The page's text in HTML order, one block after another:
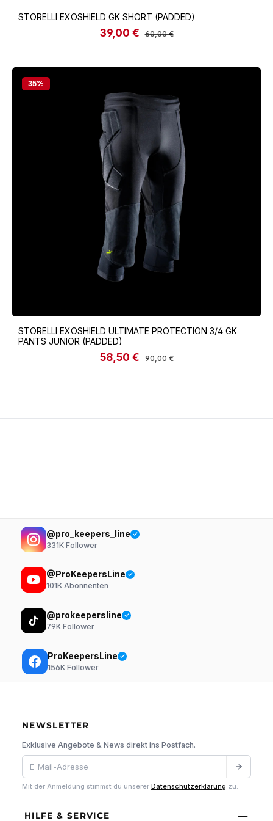
STORELLI EXOSHIELD GK SHORT (PADDED)
Verkaufspreis:
39,00 € Regulärer Preis:
60,00 €
35%
STORELLI EXOSHIELD ULTIMATE PROTECTION 3/4 GK
PANTS JUNIOR (PADDED)
Verkaufspreis:
58,50 € Regulärer Preis:
90,00 €
@pro_keepers_line
331K Follower
@ProKeepersLine
101K Abonnenten
@prokeepersline
79K Follower
ProKeepersLine
156K Follower
NEWSLETTER
Exklusive Angebote & News direkt ins Postfach.
Mit der Anmeldung stimmst du unserer Datenschutzerklärung zu.
HILFE & SERVICE